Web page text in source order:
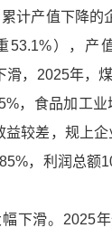
计产值下降的
53.1%），产
滑，2025年，
，食品加工业
益较差，规上
，利润总额
下滑。2025